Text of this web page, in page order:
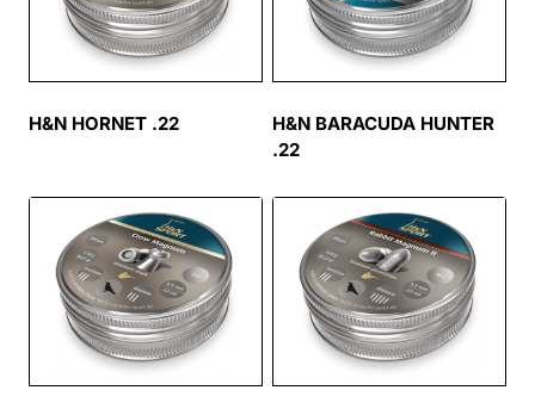
H&N HORNET .22
H&N BARACUDA HUNTER
.22